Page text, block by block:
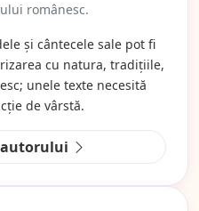
românesc.
și cântecele sale pot fi
cu natura, tradițiile,
unele texte necesită
de vârstă.
autorului